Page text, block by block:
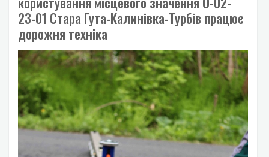
23-01 Стара Гута-Калинівка-Турбів працює
дорожня техніка